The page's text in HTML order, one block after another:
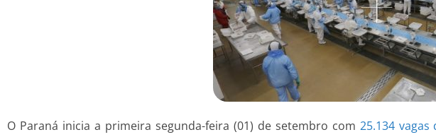
O Paraná inicia a primeira segunda-feira (01) de setembro com 25.134